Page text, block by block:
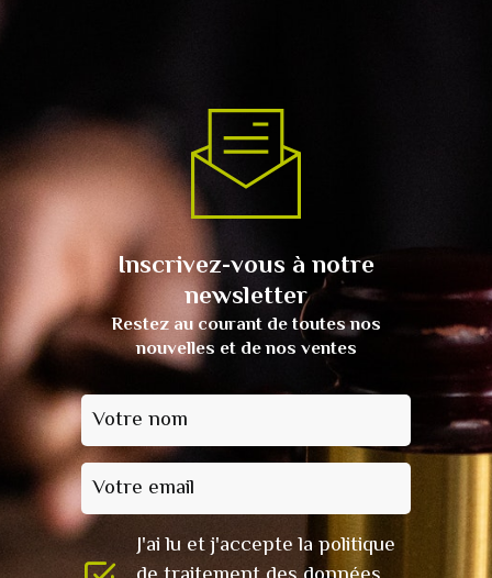
Inscrivez-vous à notre
newsletter
Restez au courant de toutes nos
nouvelles et de nos ventes
Votre nom
Votre email
J'ai lu et j'accepte la politique